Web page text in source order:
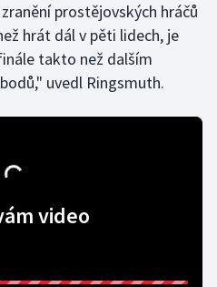
prostějovských hráčů
hrát dál v pěti lidech, je
takto než dalším
uvedl Ringsmuth.
video